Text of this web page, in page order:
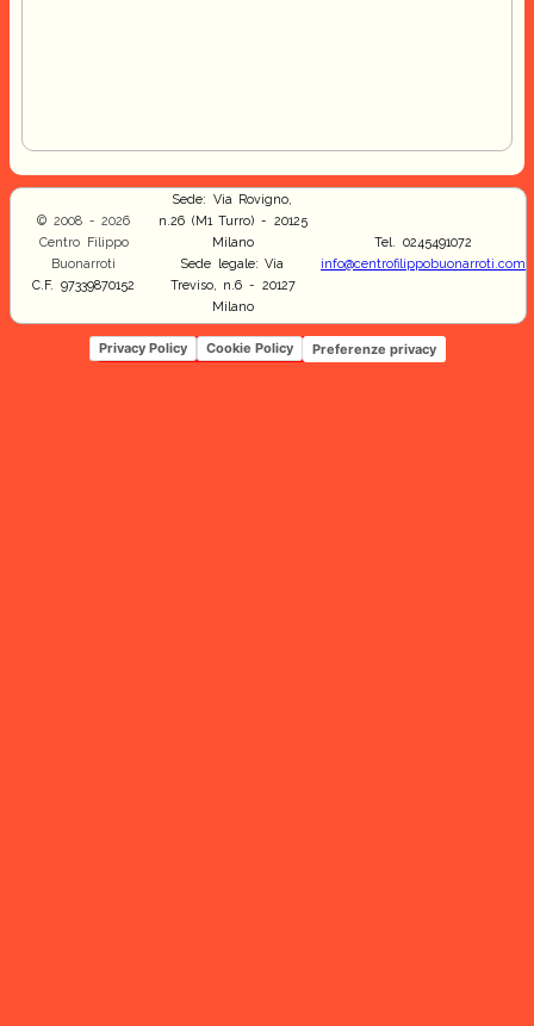
© 2008 - 2026
Centro Filippo
Buonarroti
C.F. 97339870152
Sede: Via Rovigno,
n.26 (M1 Turro) - 20125
Milano
Sede legale: Via
Treviso, n.6 - 20127
Milano
Tel. 0245491072
info@centrofilippobuonarroti.com
Privacy Policy Cookie Policy Preferenze privacy